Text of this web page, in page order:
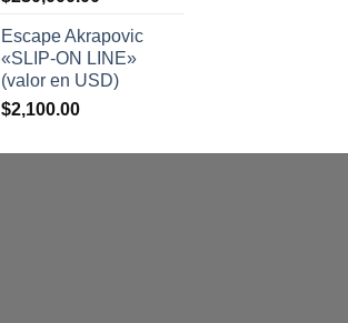
5
original
era:
$265,000.00.
actual
es:
$230,000.00.
Escape Akrapovic
«SLIP-ON LINE»
(valor en USD)
$2,100.00